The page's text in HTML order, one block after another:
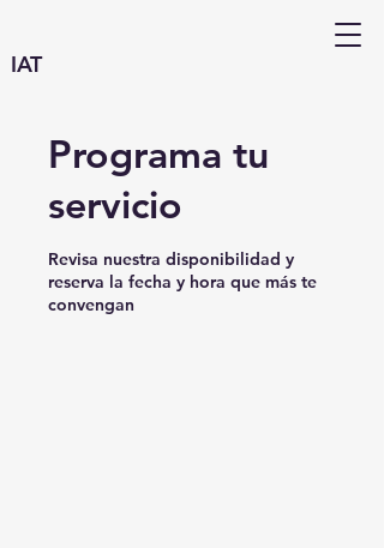
IAT
Programa tu
servicio
Revisa nuestra disponibilidad y
reserva la fecha y hora que más te
convengan